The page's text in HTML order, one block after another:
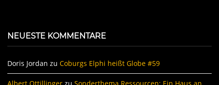
NEUESTE KOMMENTARE
Doris Jordan zu Coburgs Elphi heißt Globe #59
Albert Ottillinger zu Sonderthema Ressourcen: Ein Haus an